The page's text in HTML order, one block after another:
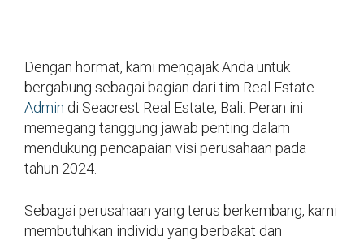
Dengan hormat, kami mengajak Anda untuk
bergabung sebagai bagian dari tim Real Estate
Admin di Seacrest Real Estate, Bali. Peran ini
memegang tanggung jawab penting dalam
mendukung pencapaian visi perusahaan pada
tahun 2024.
Sebagai perusahaan yang terus berkembang, kami
membutuhkan individu yang berbakat dan